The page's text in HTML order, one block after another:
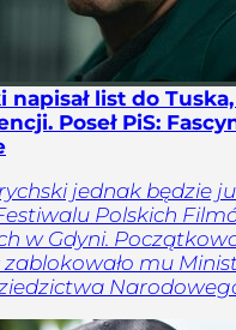
napisał list do Tuska,
Poseł PiS:
jednak będzie
Polskich
w Gdyni.
mu